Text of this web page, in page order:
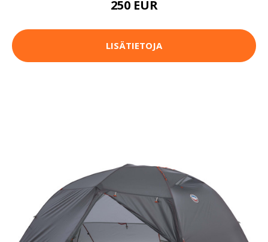
250 EUR
LISÄTIETOJA